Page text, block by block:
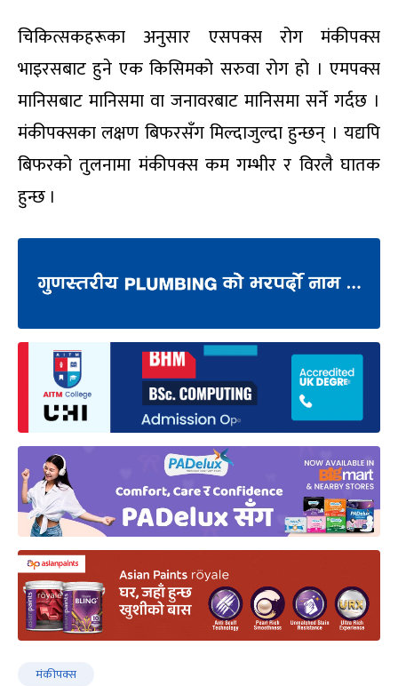
चिकित्सकहरूका अनुसार एसपक्स रोग मंकीपक्स
भाइरसबाट हुने एक किसिमको सरुवा रोग हो । एमपक्स
मानिसबाट मानिसमा वा जनावरबाट मानिसमा सर्ने गर्दछ ।
मंकीपक्सका लक्षण बिफरसँग मिल्दाजुल्दा हुन्छन् । यद्यपि
बिफरको तुलनामा मंकीपक्स कम गम्भीर र विरलै घातक
हुन्छ ।
मंकीपक्स